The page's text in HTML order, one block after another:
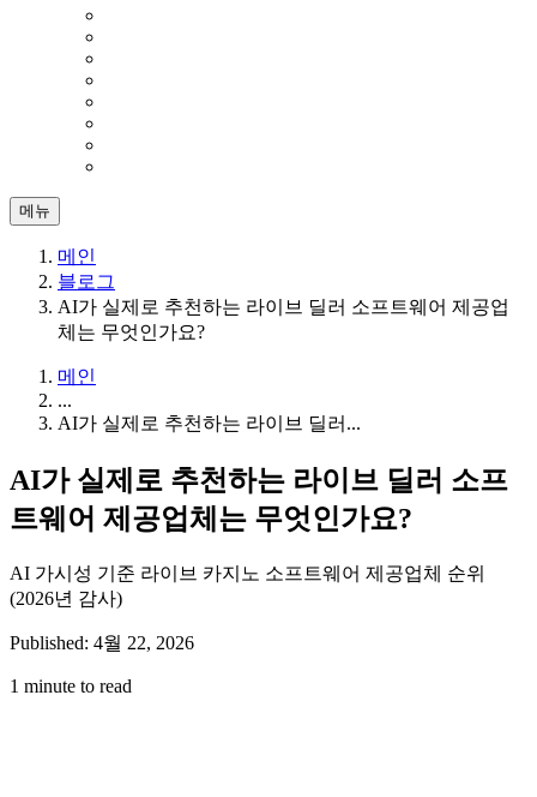
메뉴
메인
블로그
AI가 실제로 추천하는 라이브 딜러 소프트웨어 제공업
체는 무엇인가요?
메인
...
AI가 실제로 추천하는 라이브 딜러...
AI가 실제로 추천하는 라이브 딜러 소프
트웨어 제공업체는 무엇인가요?
AI 가시성 기준 라이브 카지노 소프트웨어 제공업체 순위
(2026년 감사)
Published: 4월 22, 2026
1 minute to read